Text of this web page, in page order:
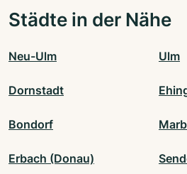
Städte in der Nähe
Neu-Ulm Ulm
Dornstadt
Bondorf
Erbach (Donau)